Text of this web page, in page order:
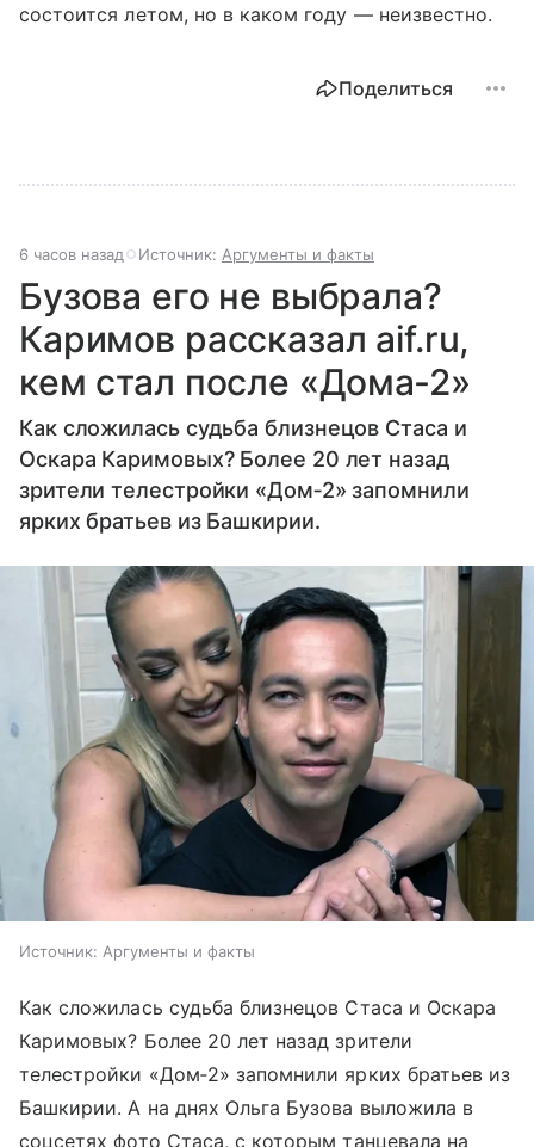
состоится летом, но в каком году — неизвестно.
Поделиться
6 часов назад Источник: Аргументы и факты
Бузова его не выбрала?
Каримов рассказал aif.ru,
кем стал после «Дома‐2»
Как сложилась судьба близнецов Стаса и
Оскара Каримовых? Более 20 лет назад
зрители телестройки «Дом‐2» запомнили
ярких братьев из Башкирии.
Источник: Аргументы и факты
Как сложилась судьба близнецов Стаса и Оскара
Каримовых? Более 20 лет назад зрители
телестройки «Дом‑2» запомнили ярких братьев из
Башкирии. А на днях Ольга Бузова выложила в
соцсетях фото Стаса, с которым танцевала на